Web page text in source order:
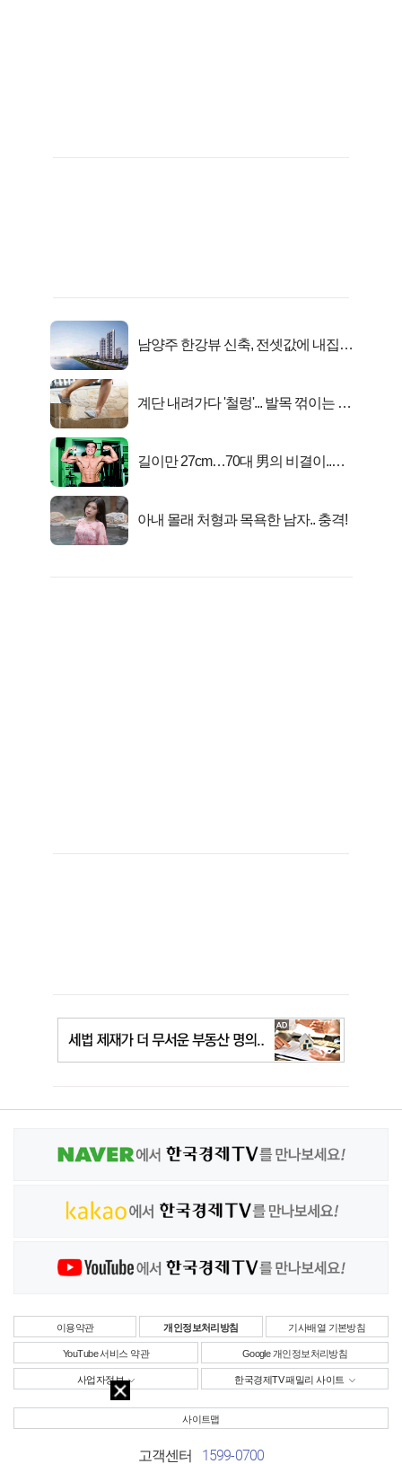
남양주 한강뷰 신축, 전셋값에 내집마
계단 내려가다 '철렁'... 발목 꺾이는 이
길이만 27cm…70대 男의 비결이..충
아내 몰래 처형과 목욕한 남자.. 충격!
이용약관 개인정보처리방침 기사배열 기본방침
YouTube 서비스 약관 Google 개인정보처리방침
사업자정보 한국경제TV 패밀리 사이트
사이트맵
고객센터 1599-0700